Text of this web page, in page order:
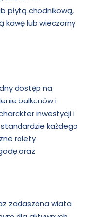
płytą chodnikową,
kawę lub wieczorny
dostęp na
balkonów i
inwestycji i
każdego
rolety
oraz
zadaszona wiata